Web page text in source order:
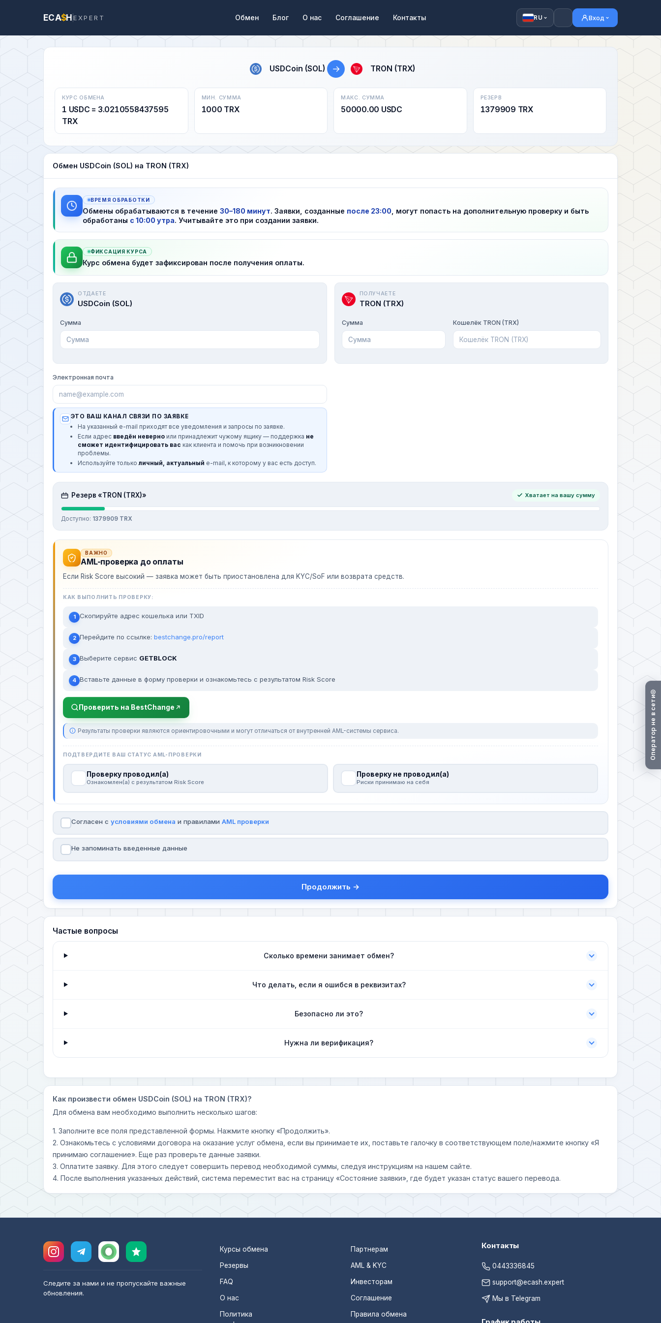
ECA$HEXPERT Обмен Блог О нас Соглашение Контакты RU Вход
USDCoin (SOL) → TRON (TRX)
КУРС ОБМЕНА
1 USDC = 3.0210558437595
TRX
МИН. СУММА
1000 TRX
МАКС. СУММА
50000.00 USDC
РЕЗЕРВ
1379909 TRX
Обмен USDCoin (SOL) на TRON (TRX)
ВРЕМЯ ОБРАБОТКИ
Обмены обрабатываются в течение 30–180 минут. Заявки, созданные после 23:00 , могут попасть на дополнительную проверку и быть
обработаны с 10:00 утра. Учитывайте это при создании заявки.
ФИКСАЦИЯ КУРСА
Курс обмена будет зафиксирован после получения оплаты.
ОТДАЕТЕ
USDCoin (SOL)
Сумма
ПОЛУЧАЕТЕ
TRON (TRX)
Сумма Кошелёк TRON (TRX)
Электронная почта
ЭТО ВАШ КАНАЛ СВЯЗИ ПО ЗАЯВКЕ
На указанный e-mail приходят все уведомления и запросы по заявке.
Если адрес введён неверно или принадлежит чужому ящику — поддержка не
сможет идентифицировать вас как клиента и помочь при возникновении
проблемы.
Используйте только личный, актуальный e-mail, к которому у вас есть доступ.
Резерв «TRON (TRX)» Хватает на вашу сумму
Доступно: 1379909 TRX
ВАЖНО
AML-проверка до оплаты
Если Risk Score высокий — заявка может быть приостановлена для KYC/SoF или возврата средств.
КАК ВЫПОЛНИТЬ ПРОВЕРКУ:
1 Скопируйте адрес кошелька или TXID
2 Перейдите по ссылке: bestchange.pro/report
3 Выберите сервис GETBLOCK
4 Вставьте данные в форму проверки и ознакомьтесь с результатом Risk Score
Проверить на BestChange
Результаты проверки являются ориентировочными и могут отличаться от внутренней AML-системы сервиса.
ПОДТВЕРДИТЕ ВАШ СТАТУС AML-ПРОВЕРКИ
Проверку проводил(а)
Ознакомлен(а) с результатом Risk Score
Проверку не проводил(а)
Риски принимаю на себя
Согласен с условиями обмена и правилами AML проверки
Не запоминать введенные данные
Продолжить →
Частые вопросы
Сколько времени занимает обмен?
Что делать, если я ошибся в реквизитах?
Безопасно ли это?
Нужна ли верификация?
Как произвести обмен USDCoin (SOL) на TRON (TRX)?
Для обмена вам необходимо выполнить несколько шагов:
1. Заполните все поля представленной формы. Нажмите кнопку «Продолжить».
2. Ознакомьтесь с условиями договора на оказание услуг обмена, если вы принимаете их, поставьте галочку в соответствующем поле/нажмите кнопку «Я
принимаю соглашение». Еще раз проверьте данные заявки.
3. Оплатите заявку. Для этого следует совершить перевод необходимой суммы, следуя инструкциям на нашем сайте.
4. После выполнения указанных действий, система переместит вас на страницу «Состояние заявки», где будет указан статус вашего перевода.
Следите за нами и не пропускайте важные
обновления.
Курсы обмена
Резервы
FAQ
О нас
Политика
Партнерам
AML & KYC
Инвесторам
Соглашение
Правила обмена
Контакты
0443336845
support@ecash.expert
Мы в Telegram
Оператор не в сети